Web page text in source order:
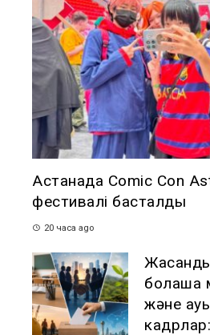
Астанада Comic Con
фестивалі басталды
20 часа ago
болашақ
және